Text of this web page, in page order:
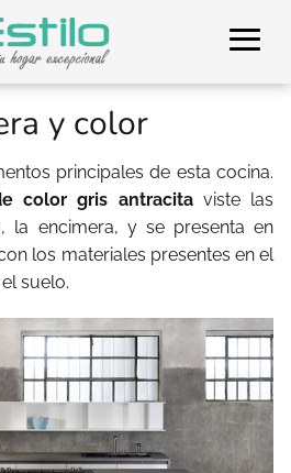
y color
principales de esta cocina.
color gris antracitaviste las
la encimera, y se presenta en
los materiales presentes en el
suelo.